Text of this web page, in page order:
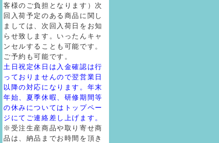
客様のご負担となります）次
回入荷予定のある商品に関し
ましては、次回入荷日をお知
らせ致します。いったんキャ
ンセルすることも可能です。
ご予約も可能です。
土日祝定休日は入金確認は行
っておりませんので翌営業日
以降の対応になります。年末
年始、夏季休暇、研修期間等
の休みについてはトップペー
ジにてご連絡差し上げます。
※受注生産商品や取り寄せ商
品は、納品までお時間を頂き